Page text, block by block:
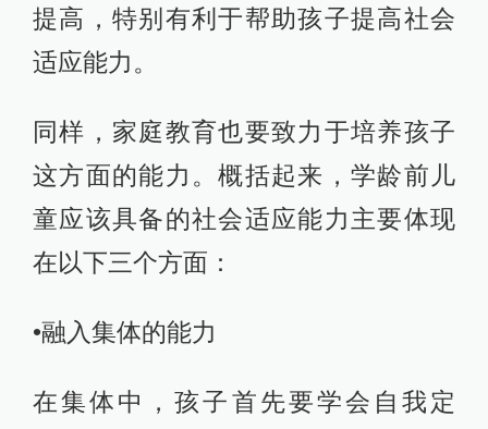
提高，特别有利于帮助孩子提高社会
适应能力。
同样，家庭教育也要致力于培养孩子
这方面的能力。概括起来，学龄前儿
童应该具备的社会适应能力主要体现
在以下三个方面：
•融入集体的能力
在集体中，孩子首先要学会自我定